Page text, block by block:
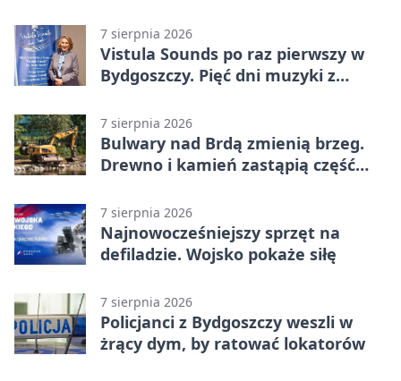
7 sierpnia 2026
Vistula Sounds po raz pierwszy w
Bydgoszczy. Pięć dni muzyki z
7 sierpnia 2026
Bulwary nad Brdą zmienią brzeg.
Drewno i kamień zastąpią część
7 sierpnia 2026
Najnowocześniejszy sprzęt na
defiladzie. Wojsko pokaże siłę
7 sierpnia 2026
Policjanci z Bydgoszczy weszli w
żrący dym, by ratować lokatorów